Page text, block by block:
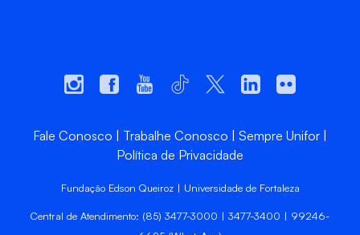
Fale Conosco Trabalhe Conosco
Sempre Unifor
Política de Privacidade
Fundação Edson Queiroz | Universidade de Fortaleza
Central de Atendimento: (85) 3477-3000 | 3477-3400 | 99246-